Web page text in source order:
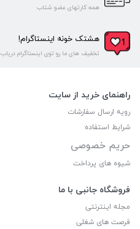
همه کارتهای عضو شتاب
هشتک خونه اینستاگرام!
تخفیف های ما رو توی اینستاگرام دریاب
راهنمای خرید از سایت
رویه ارسال سفارشات
شرایط استفاده
حریم خصوصی
شیوه های پرداخت
فروشگاه جانبی با ما
مجله اینترنتی
فرصت های شغلی